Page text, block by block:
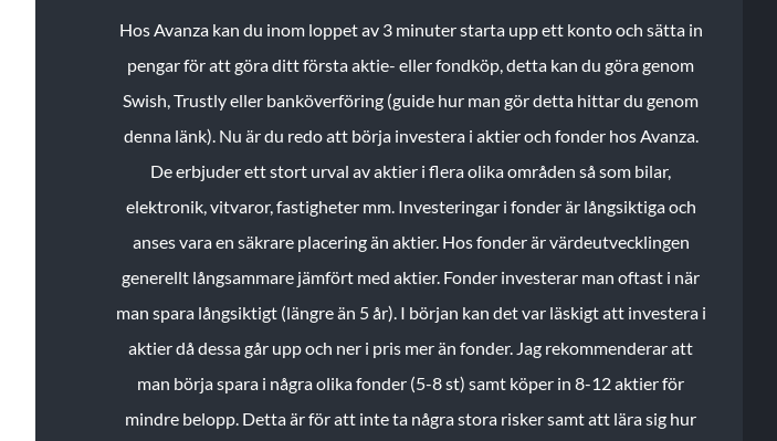
Hos Avanza kan du inom loppet av 3 minuter starta upp ett konto och sätta in
pengar för att göra ditt första aktie- eller fondköp, detta kan du göra genom
Swish, Trustly eller banköverföring (guide hur man gör detta hittar du genom
denna länk). Nu är du redo att börja investera i aktier och fonder hos Avanza.
De erbjuder ett stort urval av aktier i flera olika områden så som bilar,
elektronik, vitvaror, fastigheter mm. Investeringar i fonder är långsiktiga och
anses vara en säkrare placering än aktier. Hos fonder är värdeutvecklingen
generellt långsammare jämfört med aktier. Fonder investerar man oftast i när
man spara långsiktigt (längre än 5 år). I början kan det var läskigt att investera i
aktier då dessa går upp och ner i pris mer än fonder. Jag rekommenderar att
man börja spara i några olika fonder (5-8 st) samt köper in 8-12 aktier för
mindre belopp. Detta är för att inte ta några stora risker samt att lära sig hur